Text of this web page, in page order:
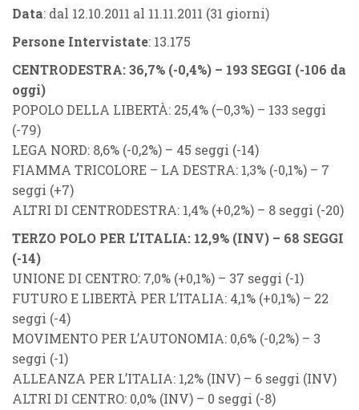
Data: dal 12.10.2011 al 11.11.2011 (31 giorni)
Persone Intervistate: 13.175
CENTRODESTRA: 36,7% (-0,4%) – 193 SEGGI (-106 da
oggi)
POPOLO DELLA LIBERTÀ: 25,4% (–0,3%) – 133 seggi
(-79)
LEGA NORD: 8,6% (-0,2%) – 45 seggi (-14)
FIAMMA TRICOLORE – LA DESTRA: 1,3% (-0,1%) – 7
seggi (+7)
ALTRI DI CENTRODESTRA: 1,4% (+0,2%) – 8 seggi (-20)
TERZO POLO PER L’ITALIA: 12,9% (INV) – 68 SEGGI
(-14)
UNIONE DI CENTRO: 7,0% (+0,1%) – 37 seggi (-1)
FUTURO E LIBERTÀ PER L’ITALIA: 4,1% (+0,1%) – 22
seggi (-4)
MOVIMENTO PER L’AUTONOMIA: 0,6% (-0,2%) – 3
seggi (-1)
ALLEANZA PER L’ITALIA: 1,2% (INV) – 6 seggi (INV)
ALTRI DI CENTRO: 0,0% (INV) – 0 seggi (-8)